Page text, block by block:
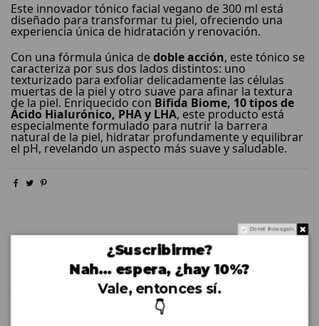
Este innovador tónico facial vegano de 300 ml está
diseñado para transformar tu piel, ofreciendo una
experiencia única de hidratación y renovación.
Con una fórmula única dedoble acción, este tónico se
caracteriza por sus dos lados distintos: uno
texturizado para exfoliar delicadamente las células
muertas de la piel y otro suave para afinar la textura
de la piel. Enriquecido con Bifida Biome, 10 tipos de
Ácido Hialurónico, PHA y LHA, este producto está
especialmente formulado para nutrir la barrera
natural de la piel, hidratar profundamente y equilibrar
el pH, revelando un aspecto más suave y saludable.
Descripción
Do not show again.
¿Suscribirme?
Nah… espera, ¿hay 10%?
Vale, entonces sí.
👇